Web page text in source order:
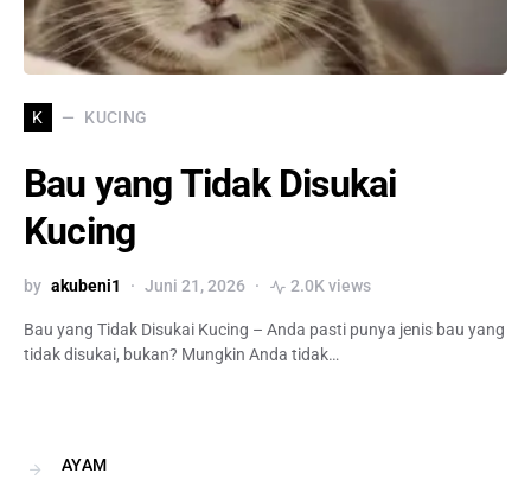
K KUCING
Bau yang Tidak Disukai
Kucing
by akubeni1 Juni 21, 2026 2.0K views
Bau yang Tidak Disukai Kucing – Anda pasti punya jenis bau yang
tidak disukai, bukan? Mungkin Anda tidak…
AYAM